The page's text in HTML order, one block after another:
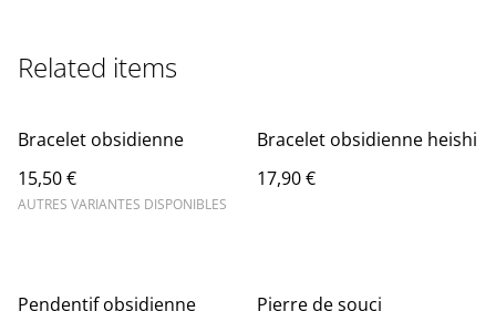
Related items
Bracelet obsidienne
15,50 €
AUTRES VARIANTES DISPONIBLES
Bracelet obsidienne heishi
17,90 €
Pendentif obsidienne
Pierre de souci